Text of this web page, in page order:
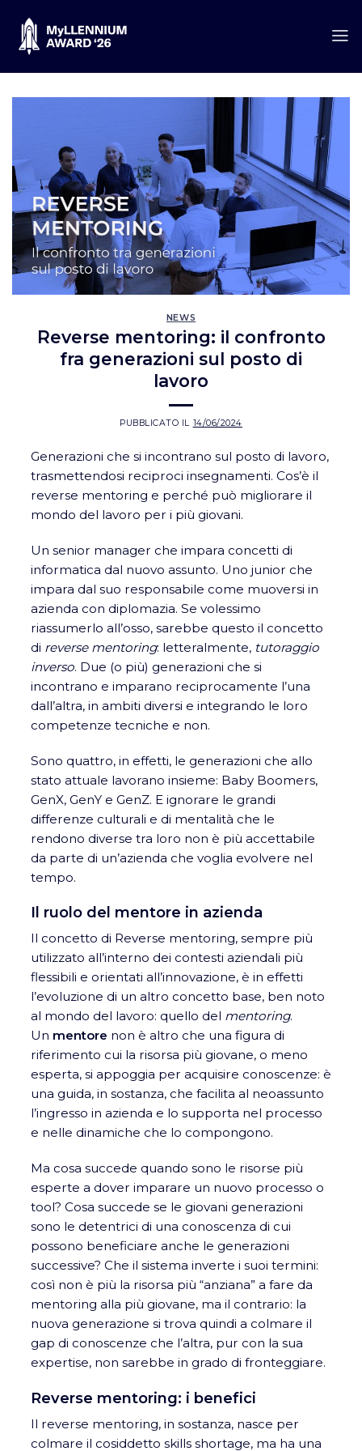
contenuti
NEWS
Reverse mentoring: il confronto
fra generazioni sul posto di
lavoro
PUBBLICATO IL 14/06/2024
Generazioni che si incontrano sul posto di lavoro,
trasmettendosi reciproci insegnamenti. Cos’è il
reverse mentoring e perché può migliorare il
mondo del lavoro per i più giovani.
Un senior manager che impara concetti di
informatica dal nuovo assunto. Uno junior che
impara dal suo responsabile come muoversi in
azienda con diplomazia. Se volessimo
riassumerlo all’osso, sarebbe questo il concetto
di reverse mentoring: letteralmente, tutoraggio
inverso. Due (o più) generazioni che si
incontrano e imparano reciprocamente l’una
dall’altra, in ambiti diversi e integrando le loro
competenze tecniche e non.
Sono quattro, in effetti, le generazioni che allo
stato attuale lavorano insieme: Baby Boomers,
GenX, GenY e GenZ. E ignorare le grandi
differenze culturali e di mentalità che le
rendono diverse tra loro non è più accettabile
da parte di un’azienda che voglia evolvere nel
tempo.
Il ruolo del mentore in azienda
Il concetto di Reverse mentoring, sempre più
utilizzato all’interno dei contesti aziendali più
flessibili e orientati all’innovazione, è in effetti
l’evoluzione di un altro concetto base, ben noto
al mondo del lavoro: quello del mentoring.
Un mentore non è altro che una figura di
riferimento cui la risorsa più giovane, o meno
esperta, si appoggia per acquisire conoscenze: è
una guida, in sostanza, che facilita al neoassunto
l’ingresso in azienda e lo supporta nel processo
e nelle dinamiche che lo compongono.
Ma cosa succede quando sono le risorse più
esperte a dover imparare un nuovo processo o
tool? Cosa succede se le giovani generazioni
sono le detentrici di una conoscenza di cui
possono beneficiare anche le generazioni
successive? Che il sistema inverte i suoi termini:
così non è più la risorsa più “anziana” a fare da
mentoring alla più giovane, ma il contrario: la
nuova generazione si trova quindi a colmare il
gap di conoscenze che l’altra, pur con la sua
expertise, non sarebbe in grado di fronteggiare.
Reverse mentoring: i benefici
Il reverse mentoring, in sostanza, nasce per
colmare il cosiddetto skills shortage, ma ha una